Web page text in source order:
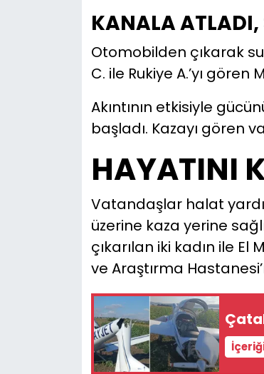
KANALA ATLADI,
Otomobilden çıkarak
C. ile Rukiye A.’yı
Akıntının etkisiyle
başladı. Kazayı gören
HAYATINI
Vatandaşlar halat
üzerine kaza yerine
çıkarılan iki kadın ile El
ve Araştırma